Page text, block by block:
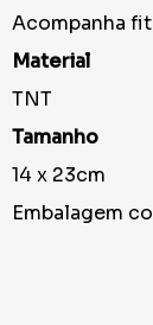
Acompanha
Material
TNT
Tamanho
14 x 23cm
Embalagem